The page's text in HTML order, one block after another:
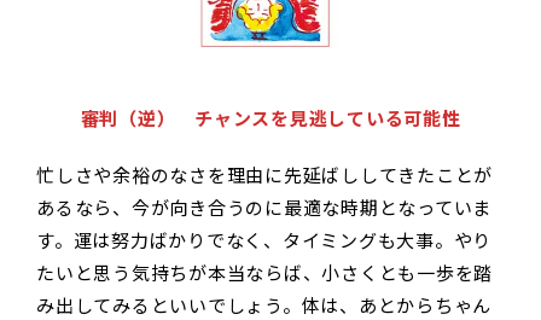
審判（逆） チャンスを見逃している可能性
忙しさや余裕のなさを理由に先延ばししてきたことが
あるなら、今が向き合うのに最適な時期となっていま
す。運は努力ばかりでなく、タイミングも大事。やり
たいと思う気持ちが本当ならば、小さくとも一歩を踏
み出してみるといいでしょう。体は、あとからちゃん